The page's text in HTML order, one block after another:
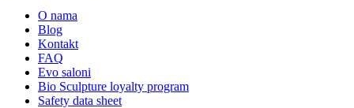
O nama
Blog
Kontakt
FAQ
Evo saloni
Bio Sculpture loyalty program
Safety data sheet